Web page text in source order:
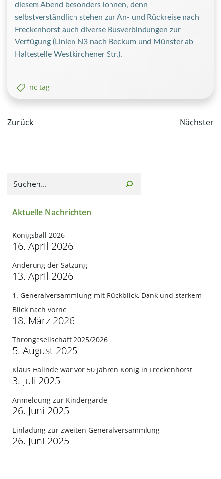
diesem Abend besonders lohnen, denn
selbstverständlich stehen zur An- und Rückreise nach
Freckenhorst auch diverse Busverbindungen zur
Verfügung (Linien N3 nach Beckum und Münster ab
Haltestelle Westkirchener Str.).
no tag
Post
Zurück
Post
Nächster
Aktuelle Nachrichten
Königsball 2026
16. April 2026
Änderung der Satzung
13. April 2026
1. Generalversammlung mit Rückblick, Dank und starkem
Blick nach vorne
18. März 2026
Throngesellschaft 2025/2026
5. August 2025
Klaus Halinde war vor 50 Jahren König in Freckenhorst
3. Juli 2025
Anmeldung zur Kindergarde
26. Juni 2025
Einladung zur zweiten Generalversammlung
26. Juni 2025